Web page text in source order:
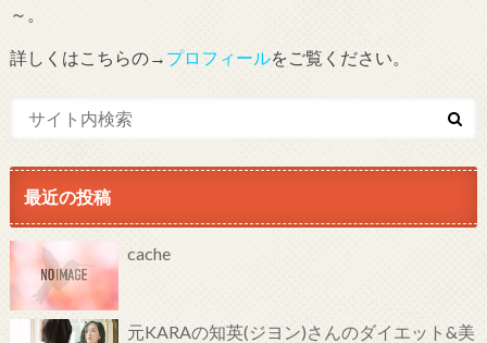
～。
詳しくはこちらの→ プロフィールをご覧ください。
最近の投稿
cache
元KARAの知英(ジヨン)さんのダイエット&美